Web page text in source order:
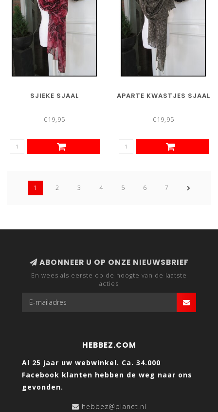
SJIEKE SJAAL
€19,95
APARTE KWASTJES SJAAL
€19,95
1 2 3 4 5 6 7
ABONNEER U OP ONZE NIEUWSBRIEF
En wees als eerste op de hoogte van de laatste
acties
HEBBEZ.COM
Al 25 jaar uw webwinkel. Ca. 34.000
Facebook klanten hebben de weg naar ons
gevonden.
hebbez@planet.nl